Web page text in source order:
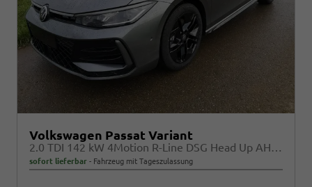
Volkswagen Passat Variant
2.0 TDI 142 kW 4Motion R-Line DSG Head Up AHK Navi
sofort lieferbar Fahrzeug mit Tageszulassung